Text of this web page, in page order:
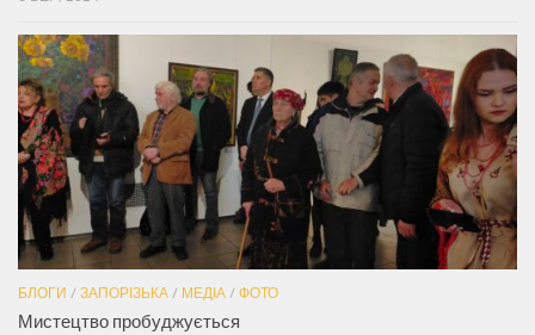
БЛОГИ / ЗАПОРІЗЬКА / МЕДІА / ФОТО
Мистецтво пробуджується